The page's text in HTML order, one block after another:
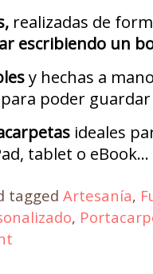
realizadas de
escribiendo un
y hechas a
poder
ideales
tablet o eBook…
tagged Artesanía,
,